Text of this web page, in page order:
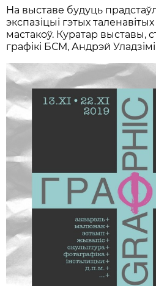
На выставе будуць
экспазіцыі гэтых
мастакоў. Куратар выставы,
графікі БСМ, Андрэй